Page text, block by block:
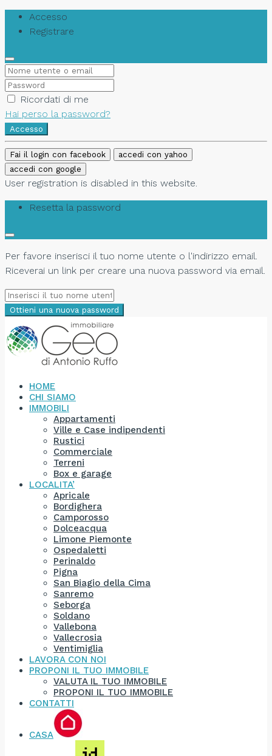
Accesso
Registrare
Ricordati di me
Hai perso la password?
Accesso
Fai il login con facebook
accedi con yahoo
accedi con google
User registration is disabled in this website.
Resetta la password
Per favore inserisci il tuo nome utente o l'indirizzo email.
Riceverai un link per creare una nuova password via email.
Ottieni una nuova password
HOME
CHI SIAMO
IMMOBILI
Appartamenti
Ville e Case indipendenti
Rustici
Commerciale
Terreni
Box e garage
LOCALITA’
Apricale
Bordighera
Camporosso
Dolceacqua
Limone Piemonte
Ospedaletti
Perinaldo
Pigna
San Biagio della Cima
Sanremo
Seborga
Soldano
Vallebona
Vallecrosia
Ventimiglia
LAVORA CON NOI
PROPONI IL TUO IMMOBILE
VALUTA IL TUO IMMOBILE
PROPONI IL TUO IMMOBILE
CONTATTI
CASA